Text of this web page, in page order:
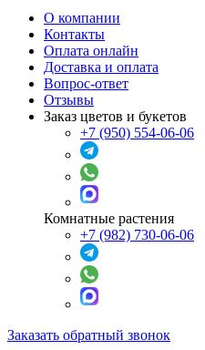
О компании
Контакты
Оплата онлайн
Доставка и оплата
Вопрос-ответ
Отзывы
Заказ цветов и букетов
+7 (950) 554-06-06
Комнатные растения
+7 (982) 730-06-06
Заказать обратный звонок